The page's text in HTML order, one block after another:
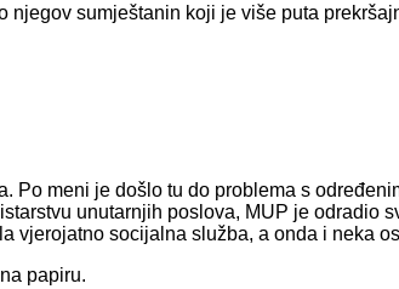
sumještanin koji je više puta
Po meni je došlo tu do problema s
unutarnjih poslova, MUP je odradio
vjerojatno socijalna služba, a onda i neka
papiru.